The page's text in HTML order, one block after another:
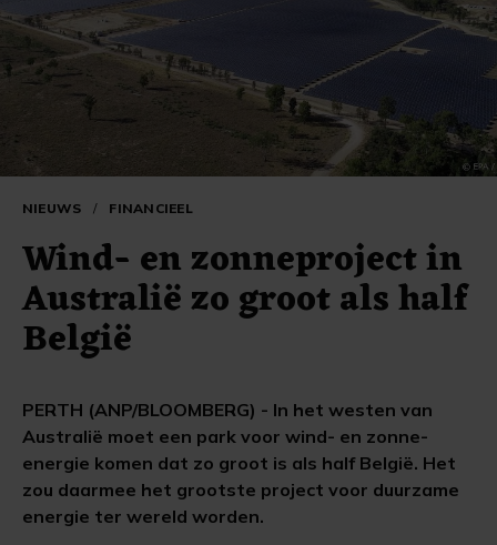
NIEUWS / FINANCIEEL
Wind- en zonneproject in
Australië zo groot als half
België
PERTH (ANP/BLOOMBERG) - In het westen van
Australië moet een park voor wind- en zonne-
energie komen dat zo groot is als half België. Het
zou daarmee het grootste project voor duurzame
energie ter wereld worden.